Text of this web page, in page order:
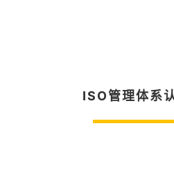
ISO管理体系